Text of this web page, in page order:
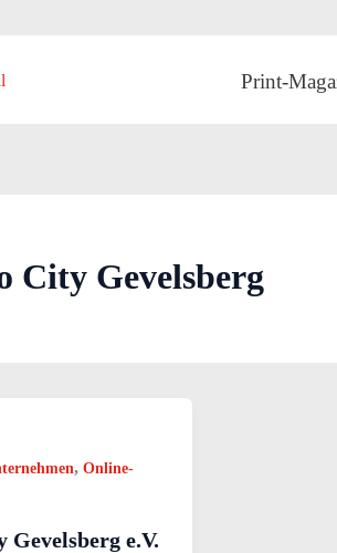
Print-
City Gevelsberg
, Online-
Gevelsberg e.V.